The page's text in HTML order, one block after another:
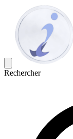
Rechercher